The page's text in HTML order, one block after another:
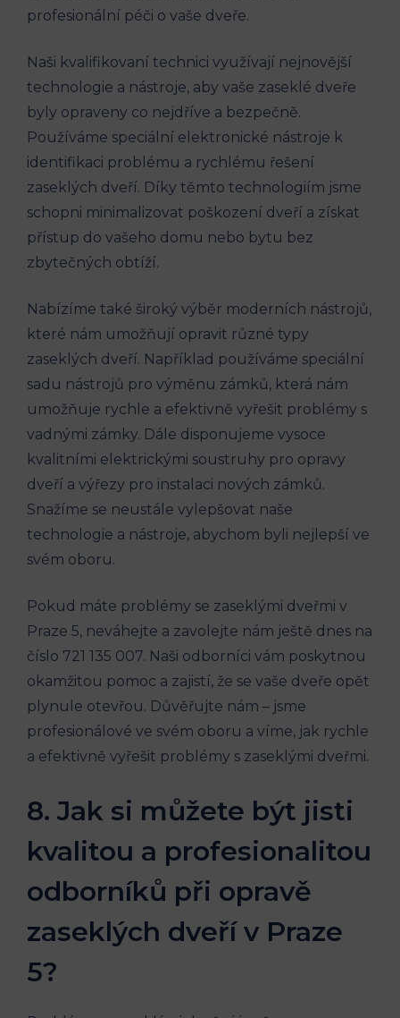
profesionální péči o vaše dveře.
Naši kvalifikovaní technici využívají nejnovější
technologie a nástroje, aby vaše zaseklé dveře
byly opraveny co nejdříve a bezpečně.
Používáme speciální elektronické nástroje k
identifikaci problému a rychlému řešení
zaseklých dveří. Díky těmto technologiím jsme
schopni minimalizovat poškození dveří a získat
přístup do vašeho domu nebo bytu bez
zbytečných obtíží.
Nabízíme také široký výběr moderních nástrojů,
které nám umožňují opravit různé typy
zaseklých dveří. Například používáme speciální
sadu nástrojů pro výměnu zámků, která nám
umožňuje rychle a efektivně vyřešit problémy s
vadnými zámky. Dále disponujeme vysoce
kvalitními elektrickými soustruhy pro opravy
dveří a výřezy pro instalaci nových zámků.
Snažíme se neustále vylepšovat naše
technologie a nástroje, abychom byli nejlepší ve
svém oboru.
Pokud máte problémy se zaseklými dveřmi v
Praze 5, neváhejte a zavolejte nám ještě dnes na
číslo 721 135 007. Naši odborníci vám poskytnou
okamžitou pomoc a zajistí, že se vaše dveře opět
plynule otevřou. Důvěřujte nám – jsme
profesionálové ve svém oboru a víme, jak rychle
a efektivně vyřešit problémy s zaseklými dveřmi.
8. Jak si můžete být jisti
kvalitou a profesionalitou
odborníků při opravě
zaseklých dveří v Praze
5?